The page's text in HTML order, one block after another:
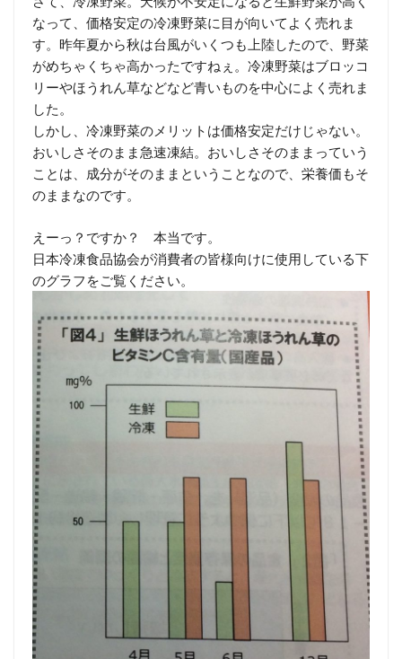
なって、価格安定の冷凍野菜に目が向いてよく売れま
す。昨年夏から秋は台風がいくつも上陸したので、野菜
がめちゃくちゃ高かったですねぇ。冷凍野菜はブロッコ
リーやほうれん草などなど青いものを中心によく売れま
した。
しかし、冷凍野菜のメリットは価格安定だけじゃない。
おいしさそのまま急速凍結。おいしさそのままっていう
ことは、成分がそのままということなので、栄養価もそ
のままなのです。
えーっ？ですか？ 本当です。
日本冷凍食品協会が消費者の皆様向けに使用している下
のグラフをご覧ください。